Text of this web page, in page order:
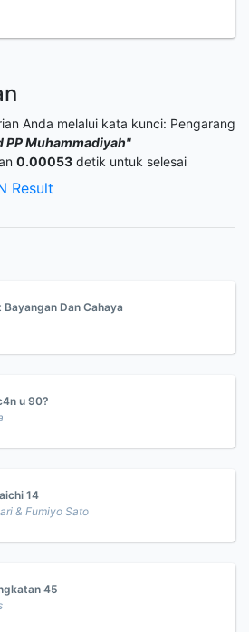
Anda melalui kata kunci: Pengarang
PP Muhammadiyah"
0.00053 detik untuk selesai
Result
Dan Cahaya
u 90?
14
& Fumiyo Sato
45